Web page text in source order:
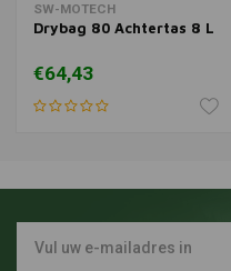
SW-MOTECH
Drybag 80 Achtertas 8 L
€64,43